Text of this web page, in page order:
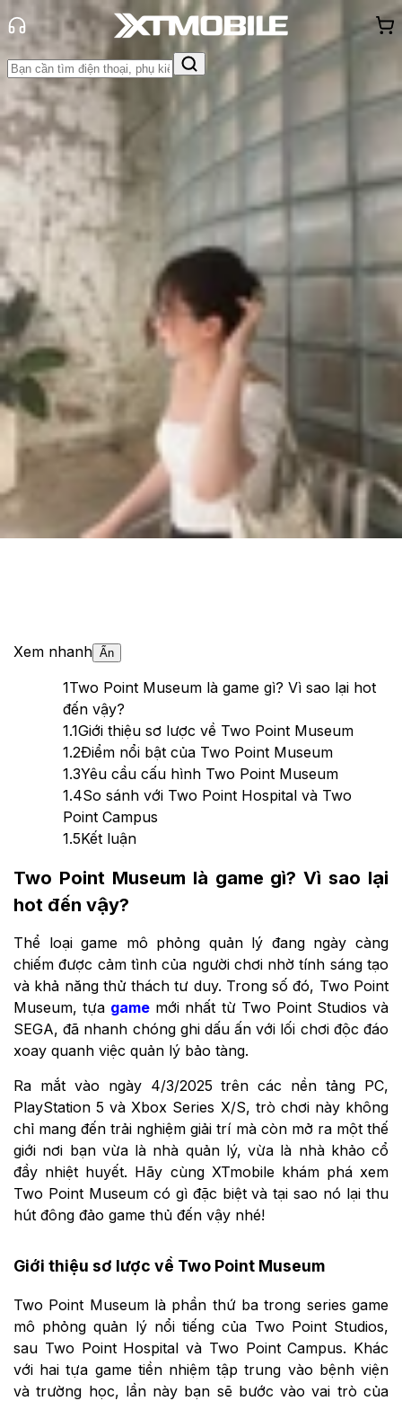
Trang chủ
Tin tức
App - Game
Tin Mới
Đánh Giá - Trên Tay
Khuyến
Thủ thuật Thông báoKhách
hàng - Sự kiện
Two Point Museum: Khám phá tựa
game quản lý bảo tàng cực thú vị!
Triệu Vy
Ngày đăng: 31/03/2025
Cập nhật:
31/03/2025
Theo dõi XTMobile trên
Xem nhanh Ẩn
1Two Point Museum là game gì? Vì sao lại hot
đến vậy?
1.1Giới thiệu sơ lược về Two Point Museum
1.2Điểm nổi bật của Two Point Museum
1.3Yêu cầu cấu hình Two Point Museum
1.4So sánh với Two Point Hospital và Two
Point Campus
1.5Kết luận
Two Point Museum là game gì? Vì sao lại
hot đến vậy?
Thể loại game mô phỏng quản lý đang ngày càng
chiếm được cảm tình của người chơi nhờ tính sáng tạo
và khả năng thử thách tư duy. Trong số đó, Two Point
Museum, tựa game mới nhất từ Two Point Studios và
SEGA, đã nhanh chóng ghi dấu ấn với lối chơi độc đáo
xoay quanh việc quản lý bảo tàng.
Ra mắt vào ngày 4/3/2025 trên các nền tảng PC,
PlayStation 5 và Xbox Series X/S, trò chơi này không
chỉ mang đến trải nghiệm giải trí mà còn mở ra một thế
giới nơi bạn vừa là nhà quản lý, vừa là nhà khảo cổ
đầy nhiệt huyết. Hãy cùng XTmobile khám phá xem
Two Point Museum có gì đặc biệt và tại sao nó lại thu
hút đông đảo game thủ đến vậy nhé!
Giới thiệu sơ lược về Two Point Museum
Two Point Museum là phần thứ ba trong series game
mô phỏng quản lý nổi tiếng của Two Point Studios,
sau Two Point Hospital và Two Point Campus. Khác
với hai tựa game tiền nhiệm tập trung vào bệnh viện
và trường học, lần này bạn sẽ bước vào vai trò của